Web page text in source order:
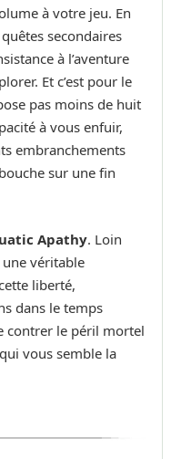
à votre jeu. En
secondaires
à l’aventure
Et c’est pour le
pas moins de huit
à vous enfuir,
embranchements
sur une fin
Apathy. Loin
une véritable
liberté,
dans le temps
contrer le péril mortel
vous semble la